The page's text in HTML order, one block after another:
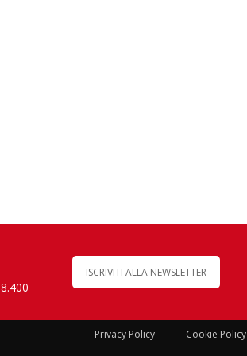
ISCRIVITI ALLA NEWSLETTER
Privacy Policy Cookie Policy